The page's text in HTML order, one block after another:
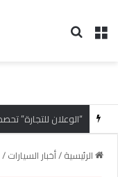
القائمة
الرئيسية/أخبار السيارات/